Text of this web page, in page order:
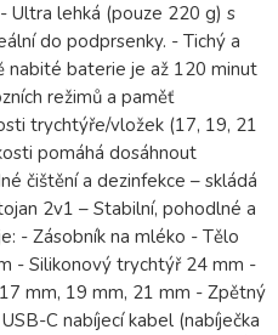
Ultra lehká (pouze 220 g) s
do podprsenky. - Tichý a
nabité baterie je až 120 minut
režimů a paměť
trychtýře/vložek (17, 19, 21
pomáhá dosáhnout
čištění a dezinfekce – skládá
2v1 – Stabilní, pohodlné a
- Zásobník na mléko - Tělo
- Silikonový trychtýř 24 mm -
mm, 19 mm, 21 mm - Zpětný
C nabíjecí kabel (nabíječka